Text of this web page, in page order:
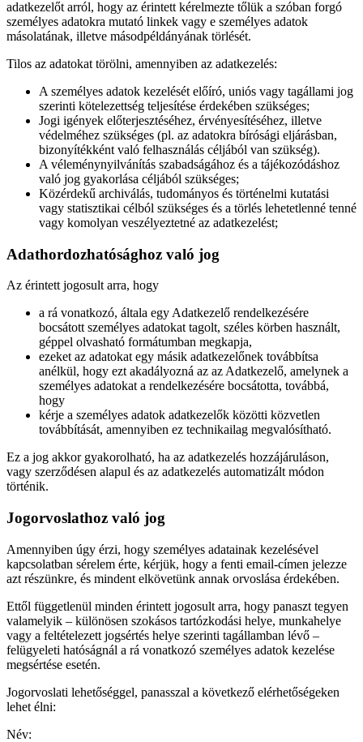
adatkezelőt arról, hogy az érintett kérelmezte tőlük a szóban forgó
személyes adatokra mutató linkek vagy e személyes adatok
másolatának, illetve másodpéldányának törlését.
Tilos az adatokat törölni, amennyiben az adatkezelés:
A személyes adatok kezelését előíró, uniós vagy tagállami jog
szerinti kötelezettség teljesítése érdekében szükséges;
Jogi igények előterjesztéséhez, érvényesítéséhez, illetve
védelméhez szükséges (pl. az adatokra bírósági eljárásban,
bizonyítékként való felhasználás céljából van szükség).
A véleménynyilvánítás szabadságához és a tájékozódáshoz
való jog gyakorlása céljából szükséges;
Közérdekű archiválás, tudományos és történelmi kutatási
vagy statisztikai célból szükséges és a törlés lehetetlenné tenné
vagy komolyan veszélyeztetné az adatkezelést;
Adathordozhatósághoz való jog
Az érintett jogosult arra, hogy
a rá vonatkozó, általa egy Adatkezelő rendelkezésére
bocsátott személyes adatokat tagolt, széles körben használt,
géppel olvasható formátumban megkapja,
ezeket az adatokat egy másik adatkezelőnek továbbítsa
anélkül, hogy ezt akadályozná az az Adatkezelő, amelynek a
személyes adatokat a rendelkezésére bocsátotta, továbbá,
hogy
kérje a személyes adatok adatkezelők közötti közvetlen
továbbítását, amennyiben ez technikailag megvalósítható.
Ez a jog akkor gyakorolható, ha az adatkezelés hozzájáruláson,
vagy szerződésen alapul és az adatkezelés automatizált módon
történik.
Jogorvoslathoz való jog
Amennyiben úgy érzi, hogy személyes adatainak kezelésével
kapcsolatban sérelem érte, kérjük, hogy a fenti email-címen jelezze
azt részünkre, és mindent elkövetünk annak orvoslása érdekében.
Ettől függetlenül minden érintett jogosult arra, hogy panaszt tegyen
valamelyik – különösen szokásos tartózkodási helye, munkahelye
vagy a feltételezett jogsértés helye szerinti tagállamban lévő –
felügyeleti hatóságnál a rá vonatkozó személyes adatok kezelése
megsértése esetén.
Jogorvoslati lehetőséggel, panasszal a következő elérhetőségeken
lehet élni:
Név: